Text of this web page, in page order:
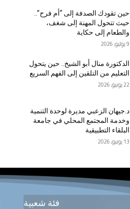
حين تقودك الصدفة إلى “أم فرح”..
حيث تتحول المهنة إلى شغف،
والطعام إلى حكاية
9 يوليو, 2026
الدكتورة منال أبو الشيخ.. حين يتحول
التعليم من التلقين إلى الفهم السريع
22 يونيو, 2026
د.جيهان الزعبي مديرة لوحدة التنمية
وخدمة المجتمع المحلي في جامعة
البلقاء التطبيقية
13 يونيو, 2026
فئة شعبية